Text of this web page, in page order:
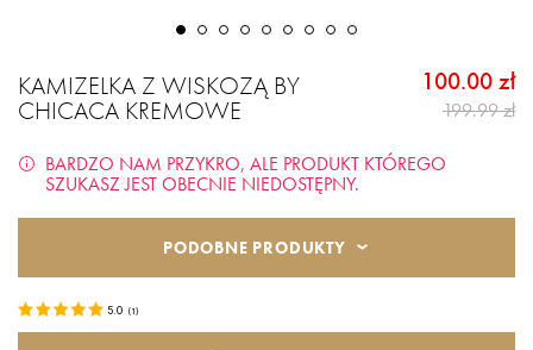
KAMIZELKA Z WISKOZĄ BY
CHICACA KREMOWE
100.00 zł
199.99 zł
BARDZO NAM PRZYKRO, ALE PRODUKT KTÓREGO
SZUKASZ JEST OBECNIE NIEDOSTĘPNY.
PODOBNE PRODUKTY
5.0 (1)